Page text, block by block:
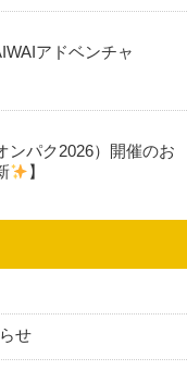
アドベンチャ
ンパク2026）開催のお
】
せ